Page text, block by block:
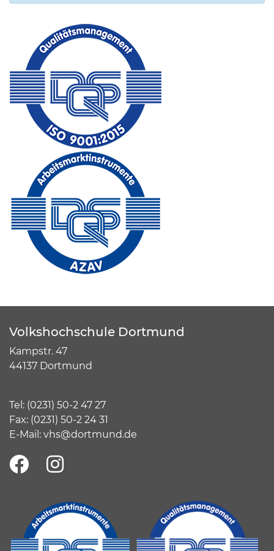
Volkshochschule Dortmund
Kampstr. 47
44137 Dortmund
Tel: (0231) 50-2 47 27
Fax: (0231) 50-2 24 31
E-Mail: vhs@dortmund.de